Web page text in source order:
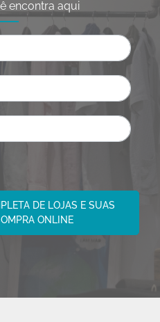
encontra aqui
DE LOJAS E SUAS
ONLINE